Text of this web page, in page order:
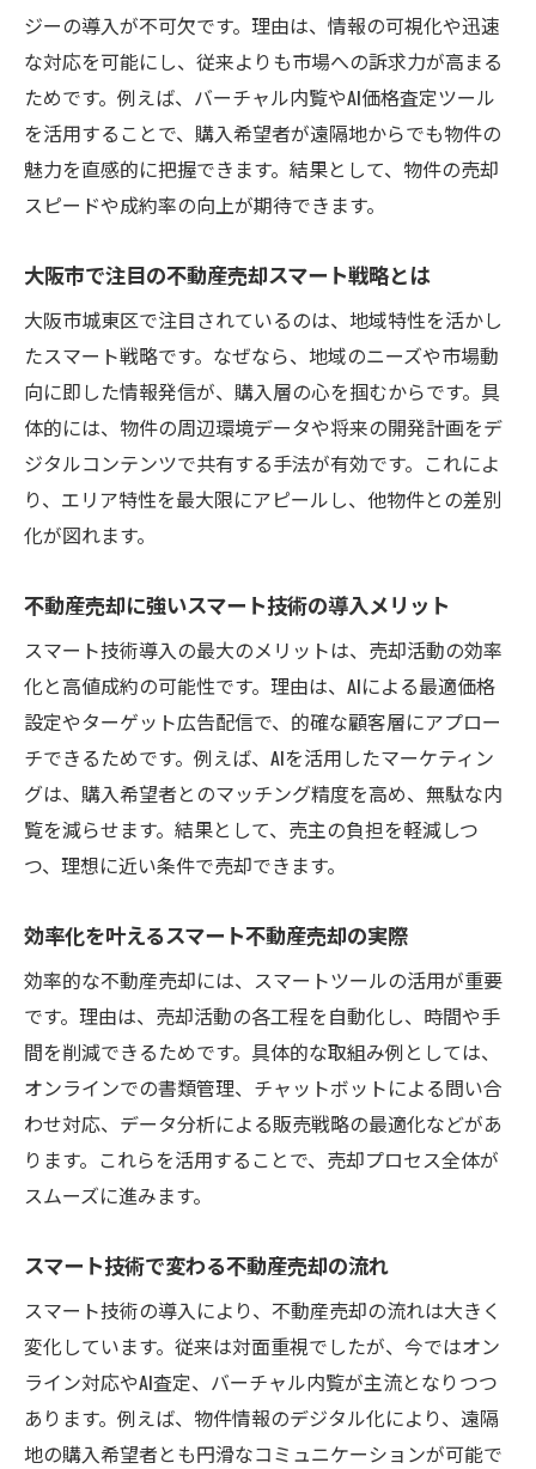
大阪市城東区の不動産売却市場動向を解説
城東区で選ばれる不動産会社の特徴を紹介
不動産売却で高評価の業者を見極めるコツ
城東区の不動産売却で注意すべきポイント
地域密着型不動産売却サービスの利点とは
スマートテクノロジー導入で差がつく売却
大阪市で進む不動産売却の自動化サービス
スマート技術がもたらす売却手続きの簡略
化
不動産売却の現場で注目される新テクノロ
ジー
高値売却を実現するための秘訣とは
不動産売却時に押さえるべき高値戦略の要
点
スマートテクノロジーで物件価値を最大化
大阪市の不動産売却で高値成約を狙う方法
売却価格アップのための情報収集術を解説
高評価の不動産業者選びで成功に近づく
ト
効率的な不動産売却を目指すなら注目
手間を減らすスマート不動産売却のポイン
ト
効率重視の不動産売却プロセスを解説
不動産売却で注目のオンライン活用術とは
城東区の不動産売却で効率化するコツ
スマート技術で実現する売却負担の軽減
不動産売却におけるスピード査定の利点
不動産売却で活躍するおすすめテクノロジ
ー
AIやITツールで変わる不動産売却の現場
デジタル活用で進化する不動産売却サービ
ジーの導入が不可欠です。理由は、情報の可視化や迅速
な対応を可能にし、従来よりも市場への訴求力が高まる
ためです。例えば、バーチャル内覧やAI価格査定ツール
を活用することで、購入希望者が遠隔地からでも物件の
魅力を直感的に把握できます。結果として、物件の売却
スピードや成約率の向上が期待できます。
大阪市で注目の不動産売却スマート戦略とは
大阪市城東区で注目されているのは、地域特性を活かし
たスマート戦略です。なぜなら、地域のニーズや市場動
向に即した情報発信が、購入層の心を掴むからです。具
体的には、物件の周辺環境データや将来の開発計画をデ
ジタルコンテンツで共有する手法が有効です。これによ
り、エリア特性を最大限にアピールし、他物件との差別
化が図れます。
不動産売却に強いスマート技術の導入メリット
スマート技術導入の最大のメリットは、売却活動の効率
化と高値成約の可能性です。理由は、AIによる最適価格
設定やターゲット広告配信で、的確な顧客層にアプロー
チできるためです。例えば、AIを活用したマーケティン
グは、購入希望者とのマッチング精度を高め、無駄な内
覧を減らせます。結果として、売主の負担を軽減しつ
つ、理想に近い条件で売却できます。
効率化を叶えるスマート不動産売却の実際
効率的な不動産売却には、スマートツールの活用が重要
です。理由は、売却活動の各工程を自動化し、時間や手
間を削減できるためです。具体的な取組み例としては、
オンラインでの書類管理、チャットボットによる問い合
わせ対応、データ分析による販売戦略の最適化などがあ
ります。これらを活用することで、売却プロセス全体が
スムーズに進みます。
スマート技術で変わる不動産売却の流れ
スマート技術の導入により、不動産売却の流れは大きく
変化しています。従来は対面重視でしたが、今ではオン
ライン対応やAI査定、バーチャル内覧が主流となりつつ
あります。例えば、物件情報のデジタル化により、遠隔
地の購入希望者とも円滑なコミュニケーションが可能で